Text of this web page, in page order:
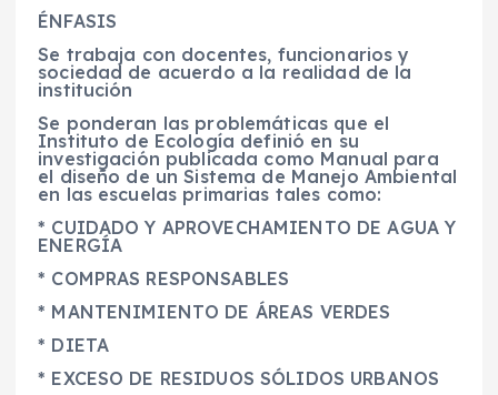
ÉNFASIS
Se trabaja con docentes, funcionarios y
sociedad de acuerdo a la realidad de la
institución
Se ponderan las problemáticas que el
Instituto de Ecología definió en su
investigación publicada como Manual para
el diseño de un Sistema de Manejo Ambiental
en las escuelas primarias tales como:
* CUIDADO Y APROVECHAMIENTO DE AGUA Y
ENERGÍA
* COMPRAS RESPONSABLES
* MANTENIMIENTO DE ÁREAS VERDES
* DIETA
* EXCESO DE RESIDUOS SÓLIDOS URBANOS